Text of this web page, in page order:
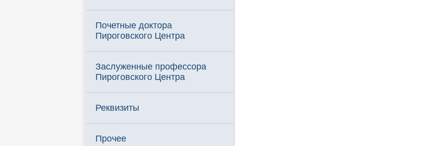
Почетные доктора
Пироговского Центра
Заслуженные профессора
Пироговского Центра
Реквизиты
Прочее